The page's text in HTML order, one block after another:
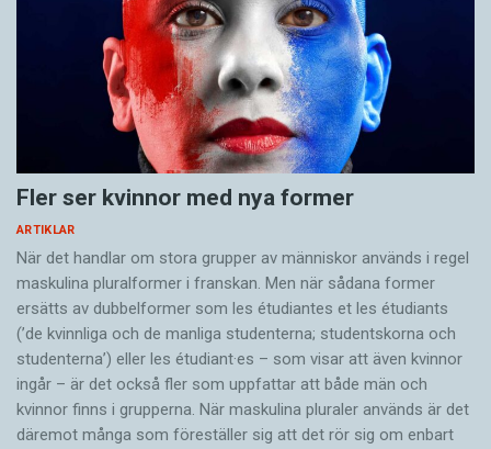
Fler ser kvinnor med nya former
ARTIKLAR
När det handlar om stora grupper av människor används i regel
maskulina pluralformer i franskan. Men när sådana ­former
ersätts av dubbel­former som les étudiantes et les étudiants
(’de kvinnliga och de manliga studenterna; studentskorna och
studenterna’) eller les étudiant·es – som visar att även kvinnor
ingår – är det också fler som uppfattar att både män och
kvinnor finns i grupperna. När maskulina pluraler används är det
där­emot många som föreställer sig att det rör sig om enbart